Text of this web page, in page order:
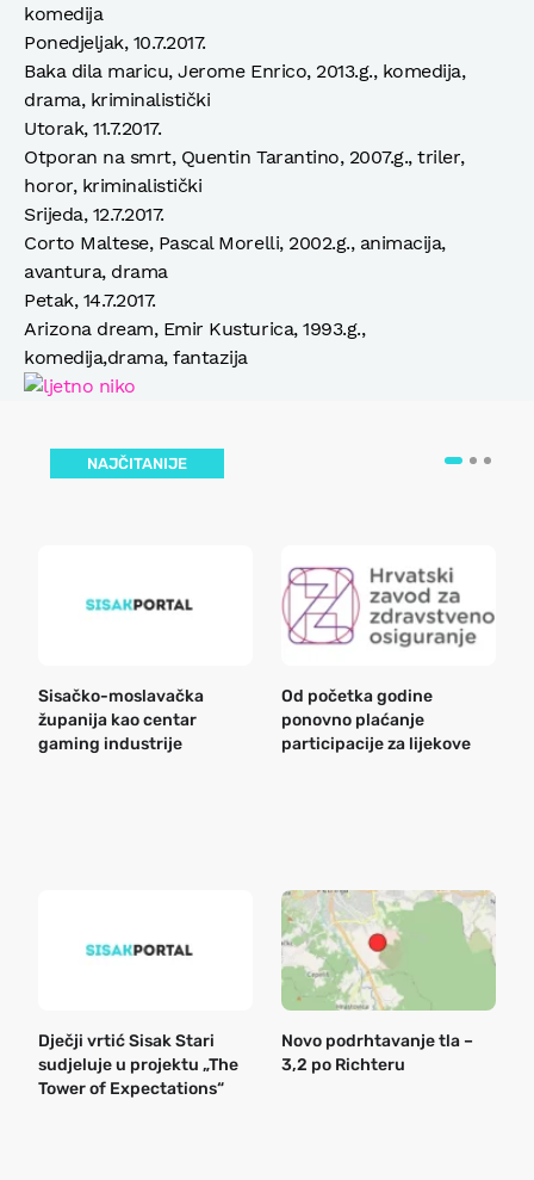
komedija
Ponedjeljak, 10.7.2017.
Baka dila maricu, Jerome Enrico, 2013.g., komedija,
drama, kriminalistički
Utorak, 11.7.2017.
Otporan na smrt, Quentin Tarantino, 2007.g., triler,
horor, kriminalistički
Srijeda, 12.7.2017.
Corto Maltese, Pascal Morelli, 2002.g., animacija,
avantura, drama
Petak, 14.7.2017.
Arizona dream, Emir Kusturica, 1993.g.,
komedija,drama, fantazija
NAJČITANIJE
Sisačko-moslavačka
županija kao centar
gaming industrije
Od početka godine
ponovno plaćanje
participacije za lijekove
Dječji vrtić Sisak Stari
sudjeluje u projektu „The
Tower of Expectations“
Novo podrhtavanje tla –
3,2 po Richteru